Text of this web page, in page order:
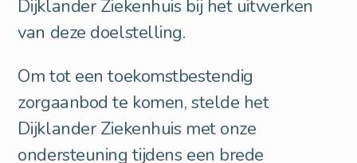
Dijklander Ziekenhuis bij het uitwerken
van deze doelstelling.
Om tot een toekomstbestendig
zorgaanbod te komen, stelde het
Dijklander Ziekenhuis met onze
ondersteuning tijdens een brede